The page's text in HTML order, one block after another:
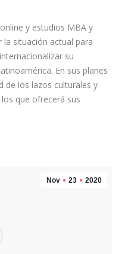
y estudios MBA y
la situación actual para
su
En sus planes
de los lazos culturales y
que ofrecerá sus
Nov 23 2020